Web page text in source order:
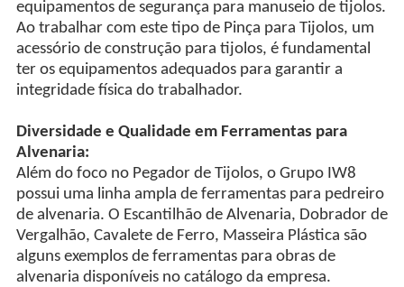
equipamentos de segurança para manuseio de tijolos.
Ao trabalhar com este tipo de Pinça para Tijolos, um
acessório de construção para tijolos, é fundamental
ter os equipamentos adequados para garantir a
integridade física do trabalhador.
Diversidade e Qualidade em Ferramentas para
Alvenaria:
Além do foco no Pegador de Tijolos, o Grupo IW8
possui uma linha ampla de ferramentas para pedreiro
de alvenaria. O Escantilhão de Alvenaria, Dobrador de
Vergalhão, Cavalete de Ferro, Masseira Plástica são
alguns exemplos de ferramentas para obras de
alvenaria disponíveis no catálogo da empresa.